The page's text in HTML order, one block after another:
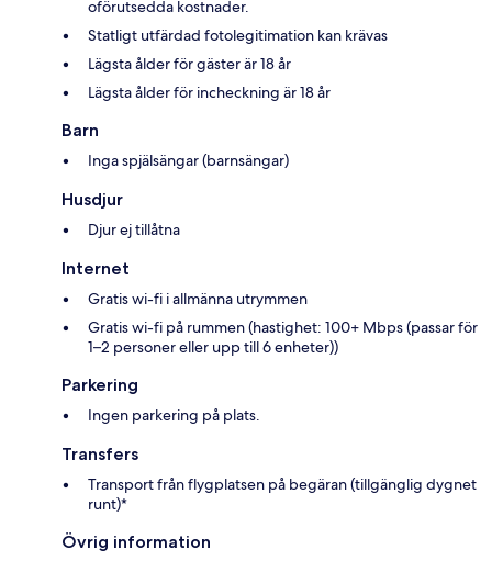
oförutsedda kostnader.
Statligt utfärdad fotolegitimation kan krävas
Lägsta ålder för gäster är 18 år
Lägsta ålder för incheckning är 18 år
Barn
Inga spjälsängar (barnsängar)
Husdjur
Djur ej tillåtna
Internet
Gratis wi-fi i allmänna utrymmen
Gratis wi-fi på rummen (hastighet: 100+ Mbps (passar för
1–2 personer eller upp till 6 enheter))
Parkering
Ingen parkering på plats.
Transfers
Transport från flygplatsen på begäran (tillgänglig dygnet
runt)*
Övrig information